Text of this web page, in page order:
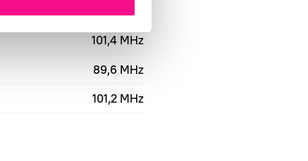
98,7 MHz
101,4 MHz
89,6 MHz
101,2 MHz